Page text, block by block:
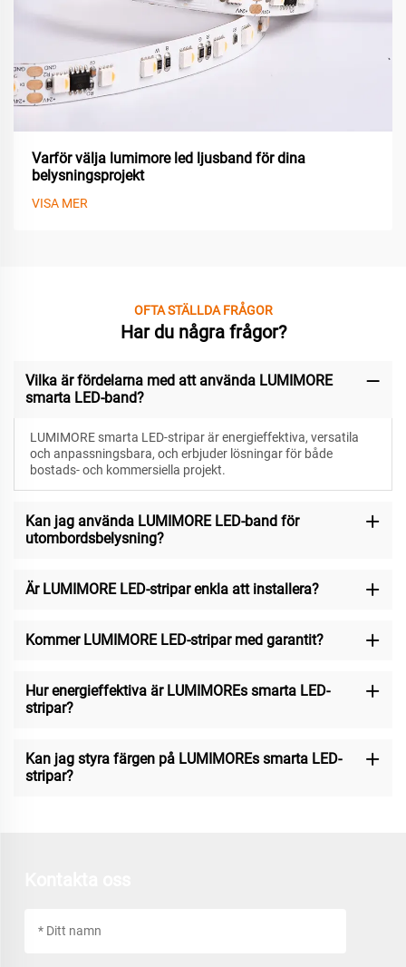
Varför välja lumimore led ljusband för dina
belysningsprojekt
VISA MER
OFTA STÄLLDA FRÅGOR
Har du några frågor?
Vilka är fördelarna med att använda LUMIMORE
smarta LED-band?
LUMIMORE smarta LED-stripar är energieffektiva, versatila
och anpassningsbara, och erbjuder lösningar för både
bostads- och kommersiella projekt.
Kan jag använda LUMIMORE LED-band för
utombordsbelysning?
Är LUMIMORE LED-stripar enkla att installera?
Kommer LUMIMORE LED-stripar med garantit?
Hur energieffektiva är LUMIMOREs smarta LED-
stripar?
Kan jag styra färgen på LUMIMOREs smarta LED-
stripar?